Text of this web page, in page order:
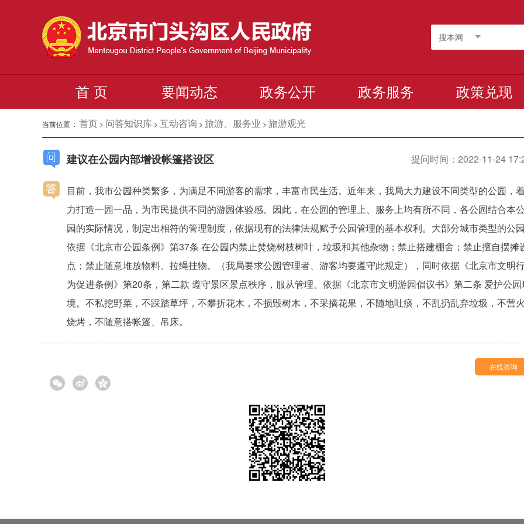
搜本网
首 页 要闻动态 政务公开 政务服务 政策兑现
当前位置 : 首页 > 问答知识库 > 互动咨询 > 旅游、服务业 > 旅游观光
提问时间：2022-11-24
建议在公园内部增设帐篷搭设区
目前，我市公园种类繁多，为满足不同游客的需求，丰富市民生活。近年来，我局大力建设不同类型的公园，
力打造一园一品，为市民提供不同的游园体验感。因此，在公园的管理上、服务上均有所不同，各公园结合本公
园的实际情况，制定出相符的管理制度，依据现有的法律法规赋予公园管理的基本权利。大部分城市类型的公园
依据《北京市公园条例》第37条 在公园内禁止焚烧树枝树叶，垃圾和其他杂物；禁止搭建棚舍；禁止擅自摆摊
点；禁止随意堆放物料、拉绳挂物。（我局要求公园管理者、游客均要遵守此规定），同时依据《北京市文明
为促进条例》第20条，第二款 遵守景区景点秩序，服从管理。依据《北京市文明游园倡议书》第二条 爱护公
境。不私挖野菜，不踩踏草坪，不攀折花木，不损毁树木，不采摘花果，不随地吐痰，不乱扔乱弃垃圾，不营火
烧烤，不随意搭帐篷、吊床。
在线咨询